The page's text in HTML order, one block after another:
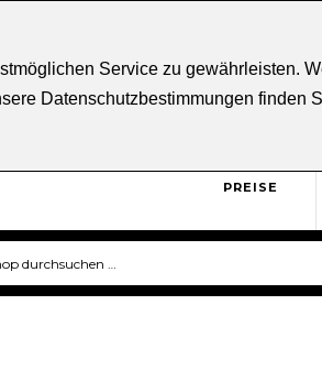
Service zu gewährleisten.
Datenschutzbestimmungen finden
PREISE